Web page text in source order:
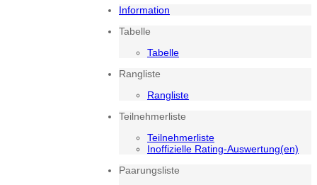
Information
Tabelle
Tabelle
Rangliste
Rangliste
Teilnehmerliste
Teilnehmerliste
Inoffizielle Rating-Auswertung(en)
Paarungsliste